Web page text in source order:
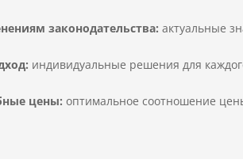
законодательства: актуальные
индивидуальные решения для
цены: оптимальное соотношение